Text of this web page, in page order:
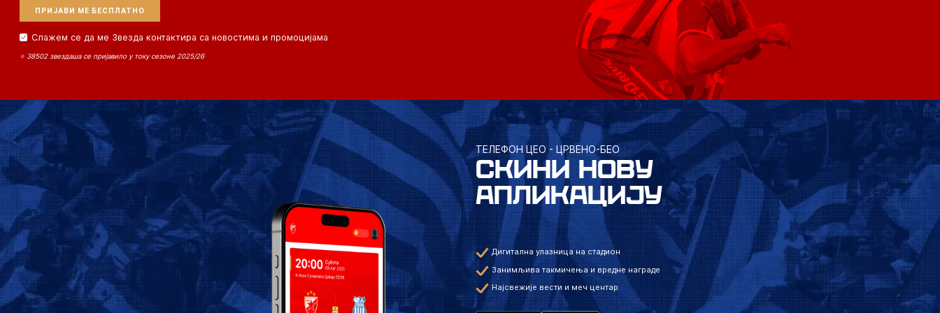
Слажем се да ме Звезда контактира са новостима и промоцијама
⭐ 38502 звездаша се пријавило у току сезоне 2025/26
ТЕЛЕФОН ЦЕО - ЦРВЕНО-БЕО
СКИНИ НОВУ
АПЛИКАЦИЈУ
Дигитална улазница на стадион
Занимљива такмичења и вредне награде
Најсвежије вести и меч центар